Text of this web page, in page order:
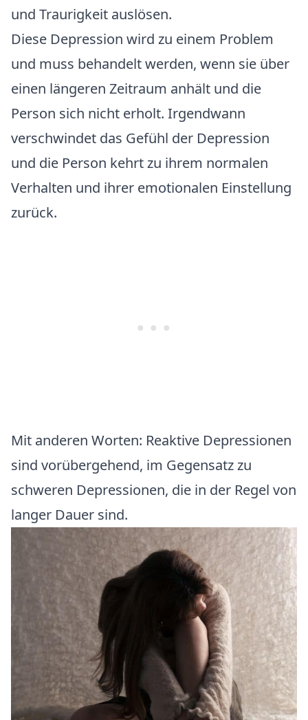
und Traurigkeit auslösen.
Diese Depression wird zu einem Problem
und muss behandelt werden, wenn sie über
einen längeren Zeitraum anhält und die
Person sich nicht erholt. Irgendwann
verschwindet das Gefühl der Depression
und die Person kehrt zu ihrem normalen
Verhalten und ihrer emotionalen Einstellung
zurück.
Mit anderen Worten: Reaktive Depressionen
sind vorübergehend, im Gegensatz zu
schweren Depressionen, die in der Regel von
langer Dauer sind.